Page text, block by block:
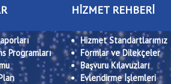
Programları
HİZMET REHBERİ
Hizmet Standartlarımız
Formlar ve Dilekçeler
Başvuru Kılavuzları
Evlendirme İşlemleri